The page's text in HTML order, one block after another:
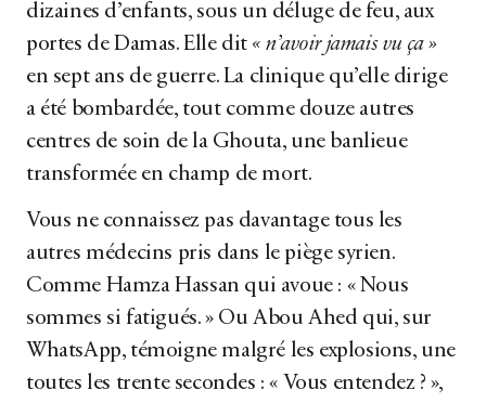
dizaines d’enfants, sous un déluge de feu, aux
portes de Damas. Elle dit « n’avoir jamais vu ça »
en sept ans de guerre. La clinique qu’elle dirige
a été bombardée, tout comme douze autres
centres de soin de la Ghouta, une banlieue
transformée en champ de mort.
Vous ne connaissez pas davantage tous les
autres médecins pris dans le piège syrien.
Comme Hamza Hassan qui avoue : « Nous
sommes si fatigués. » Ou Abou Ahed qui, sur
WhatsApp, témoigne malgré les explosions, une
toutes les trente secondes : « Vous entendez ? »,